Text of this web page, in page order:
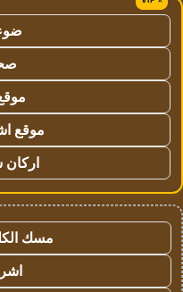
موقع
مسك